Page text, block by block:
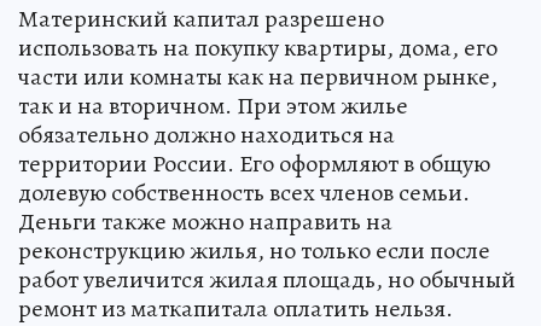
Материнский капитал разрешено
использовать на покупку квартиры, дома, его
части или комнаты как на первичном рынке,
так и на вторичном. При этом жилье
обязательно должно находиться на
территории России. Его оформляют в общую
долевую собственность всех членов семьи.
Деньги также можно направить на
реконструкцию жилья, но только если после
работ увеличится жилая площадь, но обычный
ремонт из маткапитала оплатить нельзя.